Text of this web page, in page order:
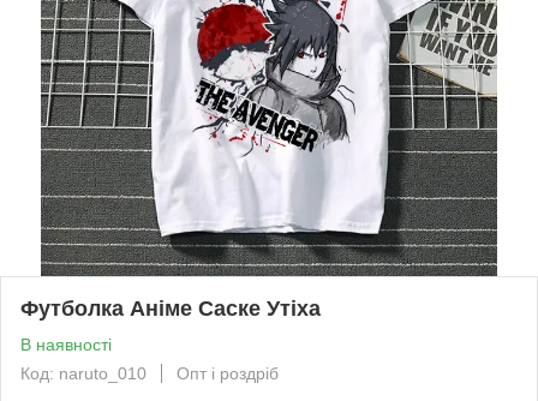
Футболка Аніме Саске Утіха
В наявності
Код: naruto_010
Опт і роздріб